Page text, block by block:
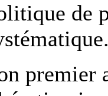
de
premier